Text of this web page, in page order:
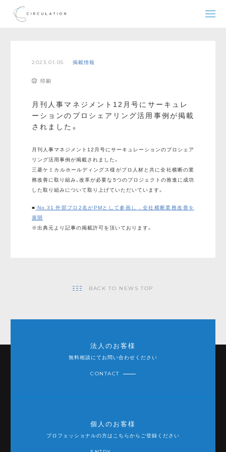
2023.01.05 掲載情報
印刷
月刊人事マネジメント12月号にサーキュレ
ーションのプロシェアリング活用事例が掲載
されました。
月刊人事マネジメント12月号にサーキュレーションのプロシェア
リング活用事例が掲載されました。
三菱ケミカルホールディングス様がプロ人材と共に全社横断の業
務改善に取り組み、改革が必要な5つのプロジェクトの推進に成功
した取り組みについて取り上げていただいています。
■ No.31 外部プロ2名がPMとして参画し，全社横断業務改善を
展開
※出典元より記事の掲載許可を頂いております。
BACK TO NEWS TOP
法人のお客様
無料相談にてお問い合わせください
CONTACT
個人のお客様
プロフェッショナルの方はこちらからご登録ください